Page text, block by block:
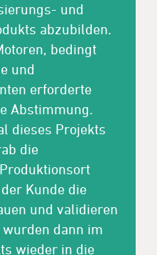
und
abzubilden.
bedingt
und
erforderte
Abstimmung.
dieses Projekts
die
Kunde die
und validieren
wurden dann im
wieder in die